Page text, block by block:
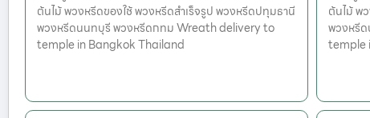
ต้นไม้ พวงหรีดของใช้ พวงหรีดสำเร็จรูป พวงหรีดปทุมธานี
พวงหรีดนนทบุรี พวงหรีดกทม Wreath delivery to
temple in Bangkok Thailand
ต้นไม้ พ
พวงหรี
temple